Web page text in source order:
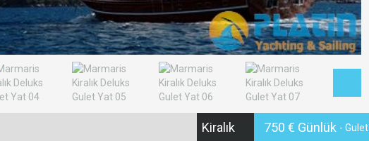
Kiralık 750 € Günlük - Gulet